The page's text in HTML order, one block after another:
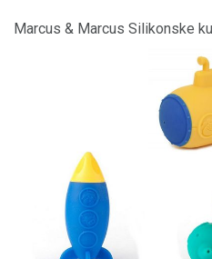
Marcus & Marcus Silikonske